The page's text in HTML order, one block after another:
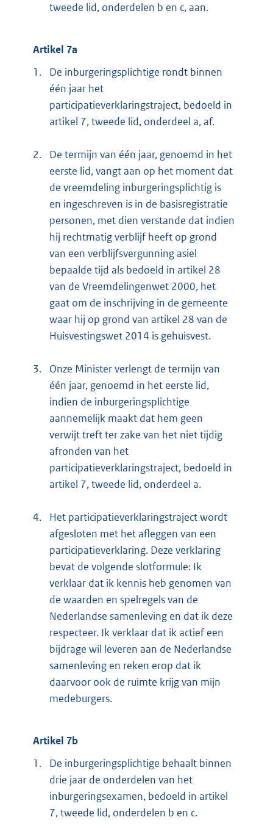
tweede lid, onderdelen b en c, aan.
Artikel 7a
1.
De inburgeringsplichtige rondt binnen
één jaar het
participatieverklaringstraject, bedoeld in
artikel 7, tweede lid, onderdeel a, af.
2.
De termijn van één jaar, genoemd in het
eerste lid, vangt aan op het moment dat
de vreemdeling inburgeringsplichtig is
en ingeschreven is in de basisregistratie
personen, met dien verstande dat indien
hij rechtmatig verblijf heeft op grond
van een verblijfsvergunning asiel
bepaalde tijd als bedoeld in artikel 28
van de Vreemdelingenwet 2000, het
gaat om de inschrijving in de gemeente
waar hij op grond van artikel 28 van de
Huisvestingswet 2014 is gehuisvest.
3.
Onze Minister verlengt de termijn van
één jaar, genoemd in het eerste lid,
indien de inburgeringsplichtige
aannemelijk maakt dat hem geen
verwijt treft ter zake van het niet tijdig
afronden van het
participatieverklaringstraject, bedoeld in
artikel 7, tweede lid, onderdeel a.
4.
Het participatieverklaringstraject wordt
afgesloten met het afleggen van een
participatieverklaring. Deze verklaring
bevat de volgende slotformule: Ik
verklaar dat ik kennis heb genomen van
de waarden en spelregels van de
Nederlandse samenleving en dat ik deze
respecteer. Ik verklaar dat ik actief een
bijdrage wil leveren aan de Nederlandse
samenleving en reken erop dat ik
daarvoor ook de ruimte krijg van mijn
medeburgers.
Artikel 7b
1.
De inburgeringsplichtige behaalt binnen
drie jaar de onderdelen van het
inburgeringsexamen, bedoeld in artikel
7, tweede lid, onderdelen b en c.